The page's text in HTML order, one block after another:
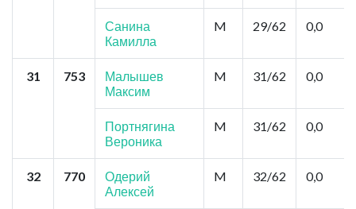
Санина
Камилла
M 29/62 0,0
31 753
Малышев
Максим
M 31/62 0,0
Портнягина
Вероника
M 31/62 0,0
32 770
Одерий
Алексей
M 32/62 0,0